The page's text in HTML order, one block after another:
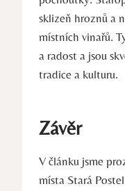
sklizeň hroznů a
místních vinařů.
a radost a jsou
tradice a kulturu.
Závěr
V článku jsme
místa Stará